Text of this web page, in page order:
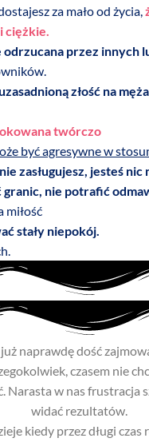
za mało od życia,
ciężkie.
odrzucana przez innych
złość na
twórczo
być agresywne w
zasługujesz, jesteś nic
granic, nie potrafić
miłość
stały niepokój.
naprawdę dość
czasem nie
Narasta w nas frustracja
widać rezultatów.
kiedy przez długi